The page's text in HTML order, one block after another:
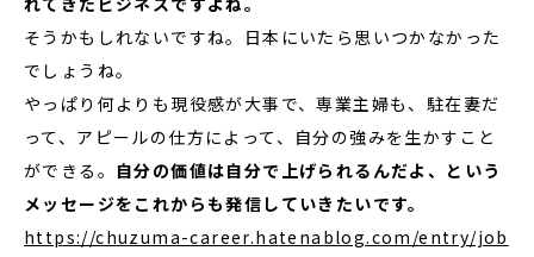
そうかもしれないですね。日本にいたら思いつかなかった
でしょうね。
やっぱり何よりも現役感が大事で、専業主婦も、駐在妻だ
って、アピールの仕方によって、自分の強みを生かすこと
ができる。 自分の価値は自分で上げられるんだよ、という
メッセージをこれからも発信していきたいです。
https://chuzuma-career.hatenablog.com/entry/job